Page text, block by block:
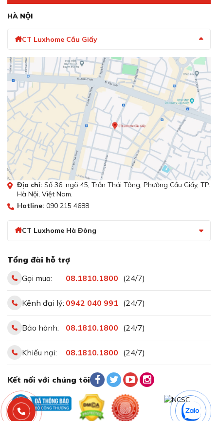
HÀ NỘI
CT Luxhome Cầu Giấy
Địa chỉ: Số 36, ngõ 45, Trần Thái Tông, Phường Cầu Giấy, TP.
Hà Nội, Việt Nam.
Hotline: 090 215 4688
CT Luxhome Hà Đông
Tổng đài hỗ trợ
Gọi mua:
08.1810.1800 (24/7)
Kênh đại lý: 0942 040 991 (24/7)
Bảo hành: 08.1810.1800 (24/7)
Khiếu nại: 08.1810.1800 (24/7)
Kết nối với chúng tôi